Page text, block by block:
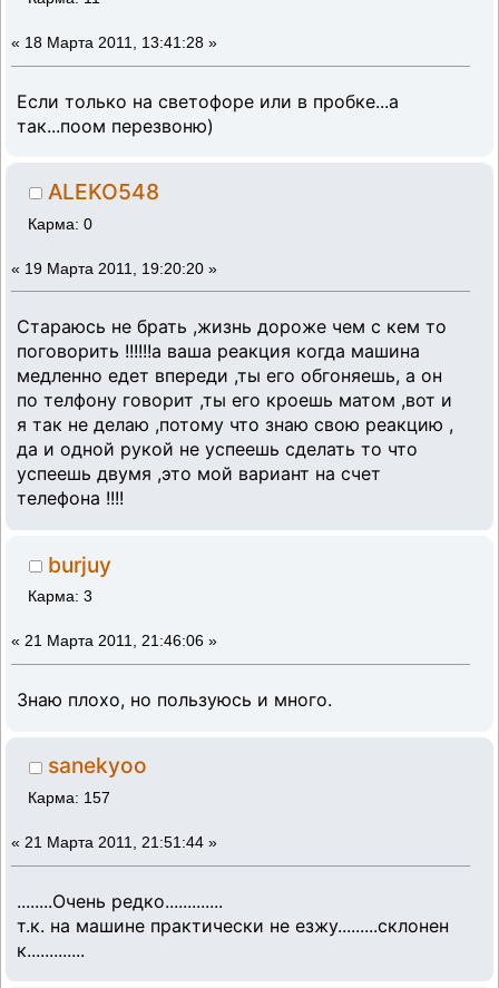
« 18 Марта 2011, 13:41:28 »
Если только на светофоре или в пробке...а
так...поом перезвоню)
ALEKO548
Карма: 0
« 19 Марта 2011, 19:20:20 »
Стараюсь не брать ,жизнь дороже чем с кем то
поговорить !!!!!!а ваша реакция когда машина
медленно едет впереди ,ты его обгоняешь, а он
по телфону говорит ,ты его кроешь матом ,вот и
я так не делаю ,потому что знаю свою реакцию ,
да и одной рукой не успеешь сделать то что
успеешь двумя ,это мой вариант на счет
телефона !!!!
burjuy
Карма: 3
« 21 Марта 2011, 21:46:06 »
Знаю плохо, но пользуюсь и много.
sanekyoo
Карма: 157
« 21 Марта 2011, 21:51:44 »
........Очень редко.............
т.к. на машине практически не езжу.........склонен
к.............